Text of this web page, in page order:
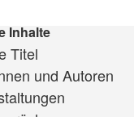
Inhalte
Titel
und Autoren